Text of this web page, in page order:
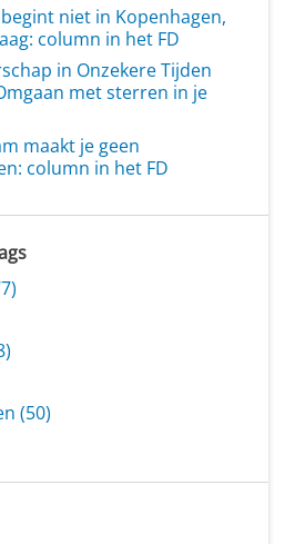
niet in Kopenhagen,
column in het FD
in Onzekere Tijden
met sterren in je
maakt je geen
column in het FD
(50)